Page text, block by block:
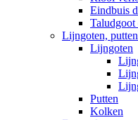
Eindbuis
Taludgoot
Lijngoten,
Lijngoten
Putten
Kolken